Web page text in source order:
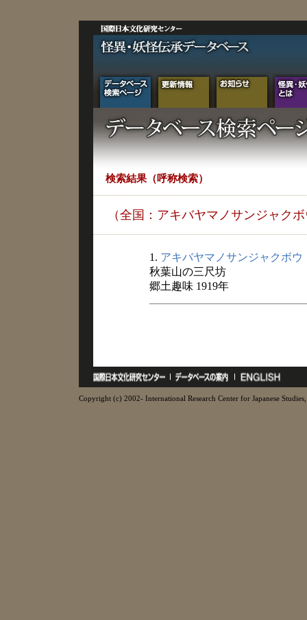
検索結果（呼称検索）
（全国：アキバヤマノサンジャク
1. アキバヤマノサンジャクボウ
秋葉山の三尺坊
郷土趣味 1919年
Copyright (c) 2002- International Research Center for Japanese